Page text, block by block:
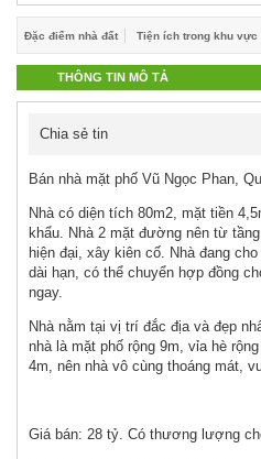
Đặc điểm nhà đất Tiện ích trong khu vực
THÔNG TIN MÔ TẢ
Chia sẻ tin
Bán nhà mặt phố Vũ Ngọc Phan,
Nhà có diện tích 80m2, mặt tiền
khẩu. Nhà 2 mặt đường nên từ
hiện đại, xây kiên cố. Nhà đang
dài hạn, có thể chuyển hợp đồng
ngay.
Nhà nằm tại vị trí đắc địa và đẹp
nhà là mặt phố rộng 9m, vỉa hè
4m, nên nhà vô cùng thoáng mát,
Giá bán: 28 tỷ. Có thương lượng